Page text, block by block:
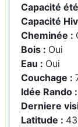
Capacité
Capacité
Cheminée :
Bois : Oui
Eau : Oui
Couchage :
Idée Rando :
Derniere
Latitude :